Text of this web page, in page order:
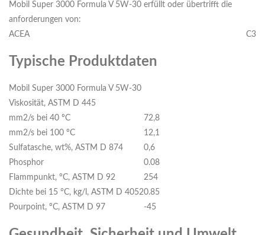
Mobil Super 3000 Formula V 5W-30 erfüllt oder übertrifft die
anforderungen von:
ACEA
C3
Typische Produktdaten
Mobil Super 3000 Formula V 5W-30
Viskosität, ASTM D 445
mm2/s bei 40 ºC
72,8
mm2/s bei 100 ºC
12,1
Sulfatasche, wt%, ASTM D 874
0,6
Phosphor
0.08
Flammpunkt, ºC, ASTM D 92
254
Dichte bei 15 °C, kg/l, ASTM D 40520.85
Pourpoint, ºC, ASTM D 97
-45